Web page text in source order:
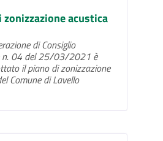
zonizzazione acustica
di Consiglio
n. 04 del 25/03/2021 è
il piano di zonizzazione
Comune di Lavello